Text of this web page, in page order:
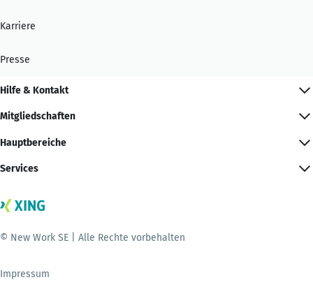
Karriere
Presse
Hilfe & Kontakt
Mitgliedschaften
Hauptbereiche
Services
© New Work SE | Alle Rechte vorbehalten
Impressum